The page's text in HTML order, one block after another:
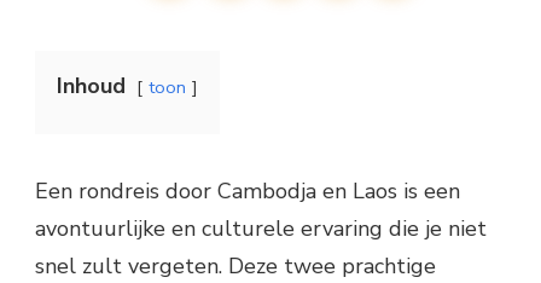
Inhoud toon
Een rondreis door Cambodja en Laos is een
avontuurlijke en culturele ervaring die je niet
snel zult vergeten. Deze twee prachtige